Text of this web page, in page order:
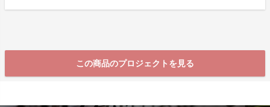
この商品のプロジェクトを見る